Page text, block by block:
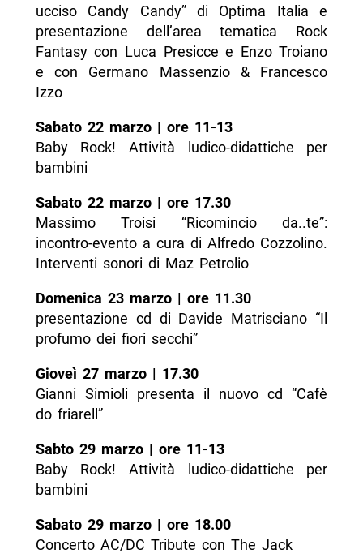
ucciso Candy Candy” di Optima Italia e
presentazione dell’area tematica Rock
Fantasy con Luca Presicce e Enzo Troiano
e con Germano Massenzio & Francesco
Izzo
Sabato 22 marzo | ore 11-13
Baby Rock! Attività ludico-didattiche per
bambini
Sabato 22 marzo | ore 17.30
Massimo Troisi “Ricomincio da..te”:
incontro-evento a cura di Alfredo Cozzolino.
Interventi sonori di Maz Petrolio
Domenica 23 marzo | ore 11.30
presentazione cd di Davide Matrisciano “Il
profumo dei fiori secchi”
Gioveì 27 marzo | 17.30
Gianni Simioli presenta il nuovo cd “Cafè
do friarell”
Sabto 29 marzo | ore 11-13
Baby Rock! Attività ludico-didattiche per
bambini
Sabato 29 marzo | ore 18.00
Concerto AC/DC Tribute con The Jack